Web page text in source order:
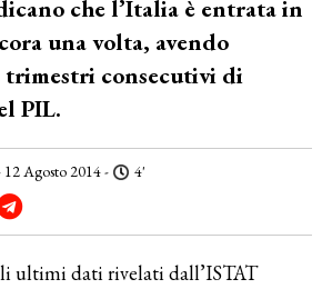
che l’Italia è entrata in
una volta, avendo
consecutivi di
PIL.
Agosto 2014 - 4'
ultimi dati rivelati dall’ISTAT